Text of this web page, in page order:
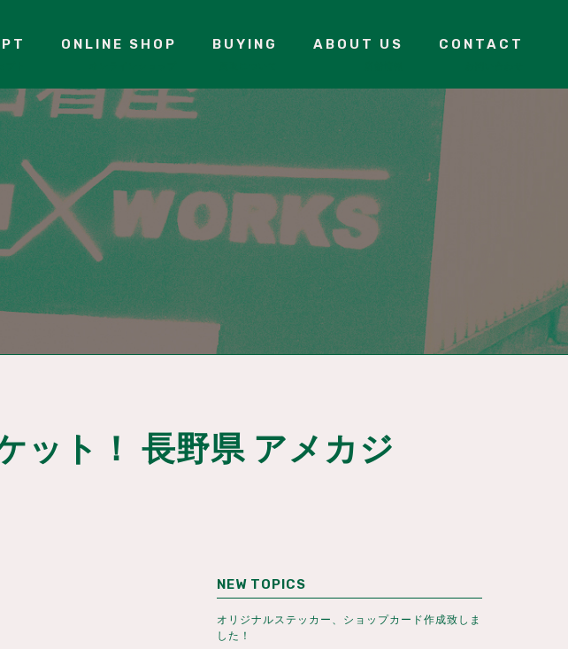
ONLINE SHOP BUYING ABOUT US CONTACT
ット！ 長野県 アメカジ
NEW TOPICS
オリジナルステッカー、ショップカード作成致しま
した！